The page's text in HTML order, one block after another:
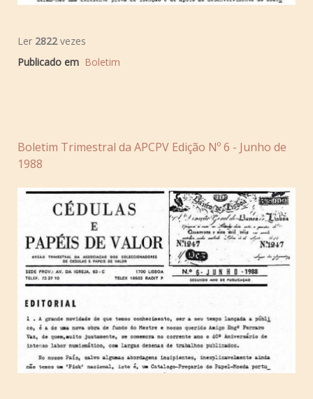
Ler 2822vezes
Publicado em Boletim
Boletim Trimestral da APCPV Edição Nº 6 - Junho de
1988